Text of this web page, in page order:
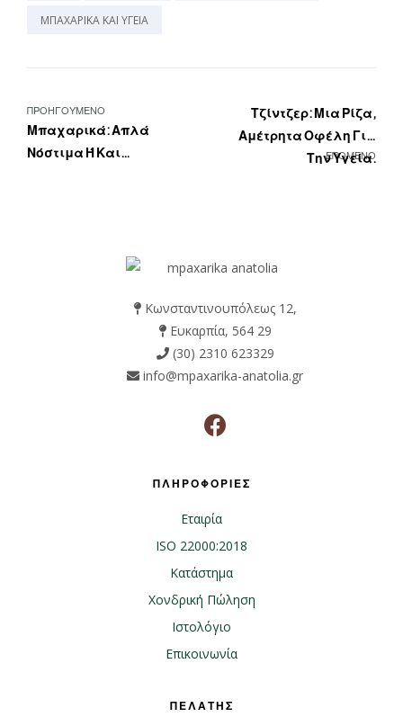
ΜΠΑΧΑΡΙΚΑ ΚΑΙ ΥΓΕΙΑ
ΠΡΟΗΓΟΥΜΕΝΟ
Μπαχαρικά: Απλά
Νόστιμα Ή Και
ΕΠΟΜΕΝΟ
Τζίντζερ: Μια Ρίζα,
Αμέτρητα Οφέλη Για
Την Υγεία.
Κωνσταντινουπόλεως 12,
Ευκαρπία, 564 29
(30) 2310 623329
info@mpaxarika-anatolia.gr
ΠΛΗΡΟΦΟΡΙΕΣ
Εταιρία
ISO 22000:2018
Κατάστημα
Χονδρική Πώληση
Ιστολόγιο
Επικοινωνία
ΠΕΛΑΤΗΣ